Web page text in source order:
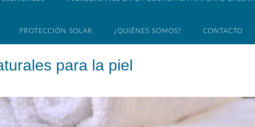
PROTECCIÓN SOLAR ¿QUIÉNES SOMOS? CONTACTO
para la piel